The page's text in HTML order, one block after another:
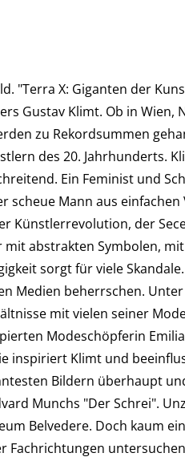
"Terra X: Giganten der
Gustav Klimt. Ob in Wien,
zu Rekordsummen
des 20. Jahrhunderts.
Ein Feminist und
scheue Mann aus einfachen
Künstlerrevolution, der
abstrakten Symbolen,
sorgt für viele
Medien beherrschen.
mit vielen seiner
Modeschöpferin
inspiriert Klimt und
Bildern überhaupt
Munchs "Der Schrei".
Belvedere. Doch kaum
Fachrichtungen